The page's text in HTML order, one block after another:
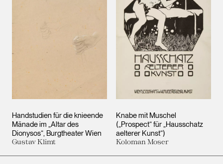
Handstudien für die knieende
Mänade im „Altar des
Dionysos“, Burgtheater Wien
Gustav Klimt
Knabe mit Muschel
(„Prospect“ für „Hausschatz
aelterer Kunst“)
Koloman Moser